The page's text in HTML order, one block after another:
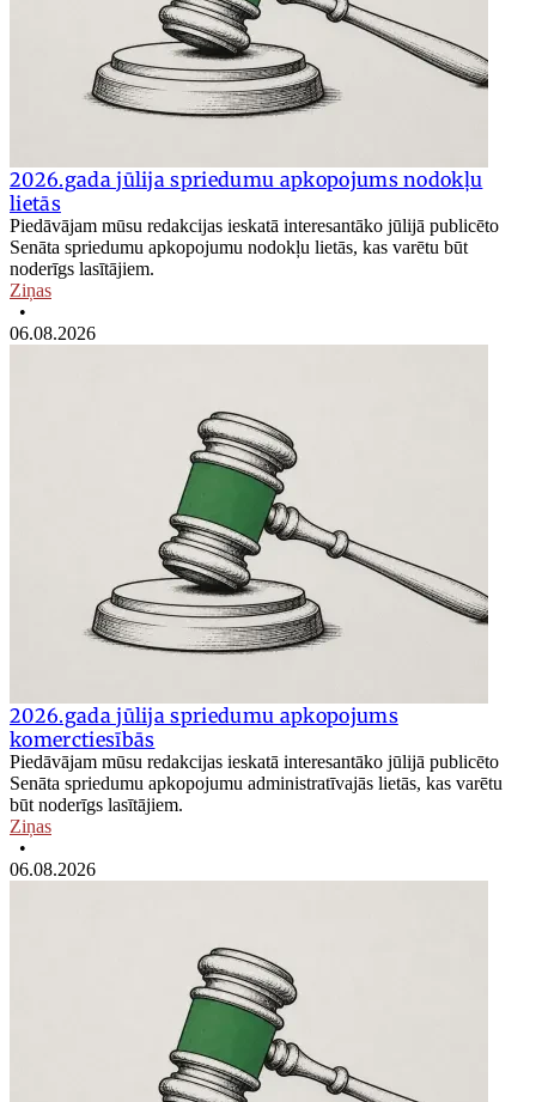
2026.gada jūlija spriedumu apkopojums nodokļu
lietās
Piedāvājam mūsu redakcijas ieskatā interesantāko jūlijā publicēto
Senāta spriedumu apkopojumu nodokļu lietās, kas varētu būt
noderīgs lasītājiem.
Ziņas
•
06.08.2026
2026.gada jūlija spriedumu apkopojums
komerctiesībās
Piedāvājam mūsu redakcijas ieskatā interesantāko jūlijā publicēto
Senāta spriedumu apkopojumu administratīvajās lietās, kas varētu
būt noderīgs lasītājiem.
Ziņas
•
06.08.2026